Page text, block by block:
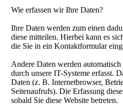
Wie erfassen wir Ihre Daten?
Ihre Daten werden zum einen
diese mitteilen. Hierbei kann es
die Sie in ein Kontaktformular
Andere Daten werden
durch unsere IT-Systeme erfasst.
Daten (z. B. Internetbrowser,
Seitenaufrufs). Die Erfassung
sobald Sie diese Website betreten.